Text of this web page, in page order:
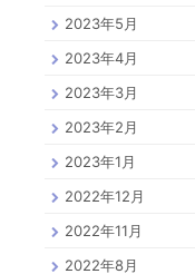
2023年5月
2023年4月
2023年3月
2023年2月
2023年1月
2022年12月
2022年11月
2022年8月